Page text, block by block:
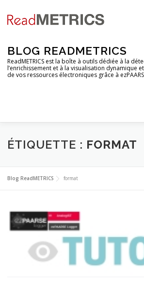
contenu
BLOG READMETRICS
ReadMETRICS est la boîte à outils dédiée à la
l’enrichissement et à la visualisation dynamique
de vos ressources électroniques grâce à
NOUVELLES FONCTIONNALITES
ANALYSES DE PLATEFORMES
RENDEZ-VOUS
COM DOCUMENTATION
ÉTIQUETTE : FORMAT
Blog ReadMETRICS format